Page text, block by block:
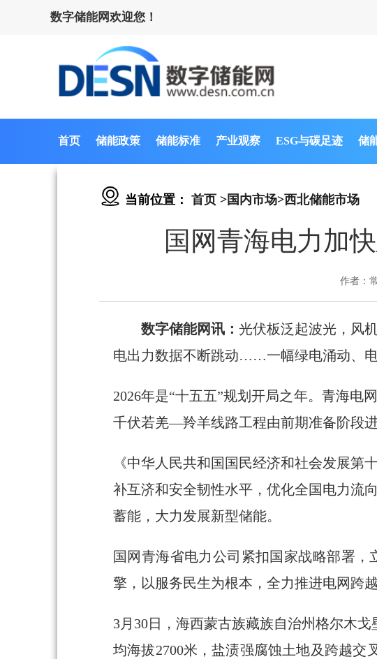
数字储能网欢迎您！
首页 储能政策 储能标准 产业观察 ESG与碳足迹 储
当前位置： 首页 >国内市场>西北储能市场
国网青海电力加
作者：
数字储能网讯： 光伏板泛起波光，风
电出力数据不断跳动……一幅绿电涌动、电
2026年是“十五五”规划开局之年。青海电
千伏若羌—羚羊线路工程由前期准备阶段
《中华人民共和国国民经济和社会发展
补互济和安全韧性水平，优化全国电力流
蓄能，大力发展新型储能。
国网青海省电力公司紧扣国家战略部署，
擎，以服务民生为根本，全力推进电网跨
3月30日，海西蒙古族藏族自治州格尔木
均海拔2700米，盐渍强腐蚀土地及跨越交